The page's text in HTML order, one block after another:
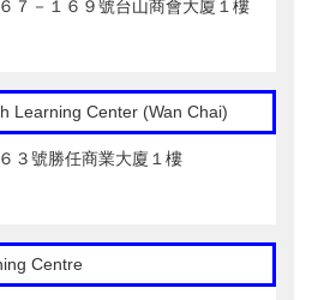
７－１６９號台山商會大廈１樓
Learning Center (Wan Chai)
３號勝任商業大廈１樓
Centre